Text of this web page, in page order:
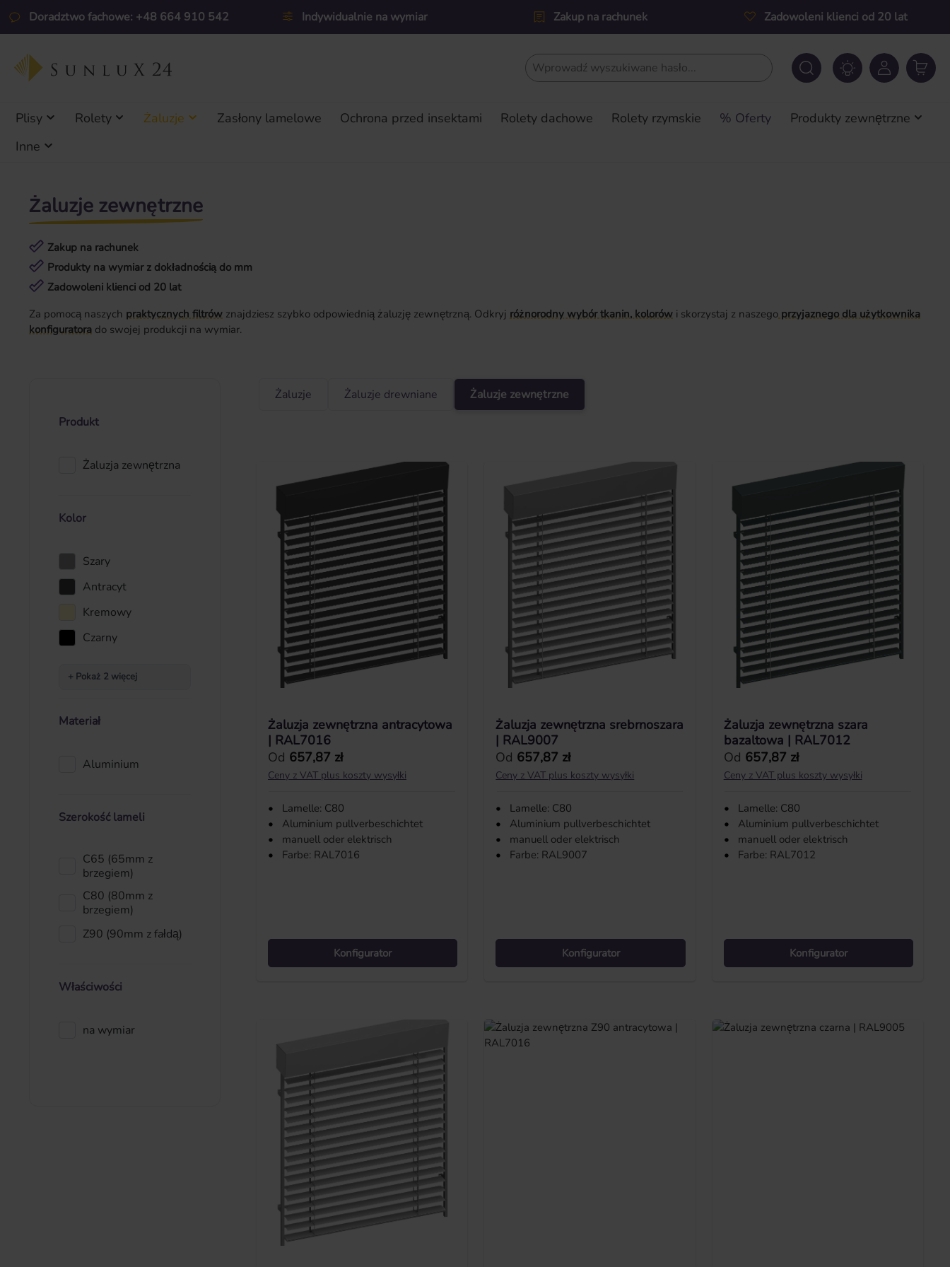
do głównej zawartości
Przejdź do wyszukiwania
Przejdź do głównej nawigacji
Doradztwo fachowe: +48 664 910 542 Indywidualnie na wymiar Zakup na rachunek Zadowoleni klienci od 20 lat
Plisy Rolety Żaluzje Zasłony lamelowe Ochrona przed insektami Rolety dachowe Rolety rzymskie % Oferty
Produkty zewnętrzne
Inne
Żaluzje zewnętrzne
Zakup na rachunek
Produkty na wymiar z dokładnością do mm
Zadowoleni klienci od 20 lat
Za pomocą naszych praktycznych filtrów znajdziesz szybko odpowiednią żaluzję zewnętrzną. Odkryj różnorodny wybór tkanin, kolorów i skorzystaj z naszegoprzyjaznego dla użytkownika
konfiguratora do swojej produkcji na wymiar.
Produkt
Żaluzja zewnętrzna
Kolor
Szary
Antracyt
Kremowy
Czarny
+ Pokaż 2 więcej
Materiał
Aluminium
Szerokość lameli
C65 (65mm z
brzegiem)
C80 (80mm z
brzegiem)
Z90 (90mm z fałdą)
Właściwości
na wymiar
Żaluzje Żaluzje drewniane Żaluzje zewnętrzne
Żaluzja zewnętrzna antracytowa
| RAL7016
Cena regularna:
Od 657,87 zł
Ceny z VAT plus koszty wysyłki
•
Lamelle: C80
•
Aluminium pullverbeschichtet
•
manuell oder elektrisch
•
Farbe: RAL7016
Konfigurator
Żaluzja zewnętrzna srebrnoszara
| RAL9007
Cena regularna:
Od 657,87 zł
Ceny z VAT plus koszty wysyłki
•
Lamelle: C80
•
Aluminium pullverbeschichtet
•
manuell oder elektrisch
•
Farbe: RAL9007
Konfigurator
Żaluzja zewnętrzna szara
bazaltowa | RAL7012
Cena regularna:
Od 657,87 zł
Ceny z VAT plus koszty wysyłki
•
Lamelle: C80
•
Aluminium pullverbeschichtet
•
manuell oder elektrisch
•
Farbe: RAL7012
Konfigurator